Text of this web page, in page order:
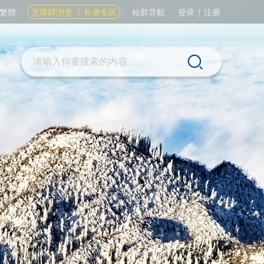
繁體 无障碍浏览 长者专区 站群导航 登录 | 注册